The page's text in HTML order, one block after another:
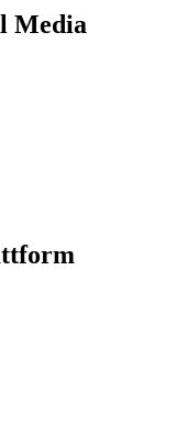
Media